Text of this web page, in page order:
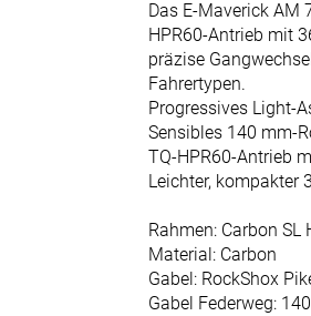
Jugendfahrräder
Das E-Maverick AM
HPR60-Antrieb mit
präzise
Fahrertypen.
Progressives Light-
Sensibles 140 mm-
TQ-HPR60-Antrieb
Leichter, kompakter
Rahmen: Carbon SL
Material: Carbon
Gabel: RockShox
Gabel Federweg: 140